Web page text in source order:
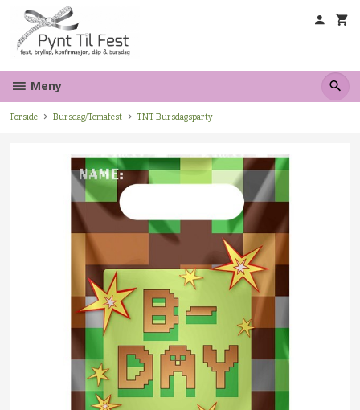
innholdet
Meny
Forside Bursdag/Temafest TNT Bursdagsparty